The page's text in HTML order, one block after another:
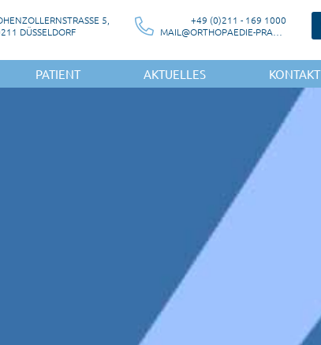
5,
DÜSSELDORF
+49 (0)211 - 169 1000
PATIENT AKTUELLES KONTAKT